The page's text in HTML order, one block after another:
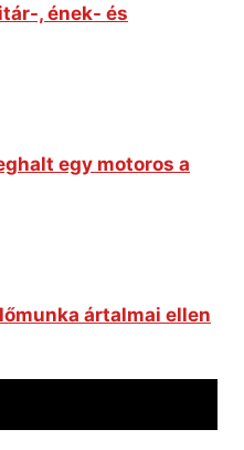
, ének- és
egy motoros a
ártalmai ellen